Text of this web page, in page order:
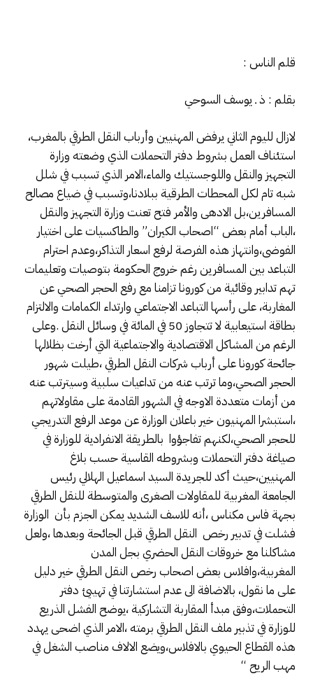
قلم الناس :
بقلم : ذ ـ يوسف السوحي
لازال لليوم الثاني يرفض المهنيين وأرباب النقل الطرقي بالمغرب،
استئناف العمل بشروط دفتر التحملات الذي وضعته وزارة
التجهيز والنقل واللوجستيك والماء،الامر الذي تسبب في شلل
شبه تام لكل المحطات الطرقية ببلادنا،وتسبب في ضياع مصالح
المسافرين،بل الادهى والأمر فتح تعنت وزارة التجهيز والنقل
،الباب أمام بعض “اصحاب الكيران” والطاكسيات على اختيار
الفوضى،وانتهاز هذه الفرصة لرفع اسعار التذاكر،وعدم احترام
التباعد بين المسافرين رغم خروج الحكومة بتوصيات وتعليمات
تهم تدابير وقائية من كورونا تزامنا مع رفع الحجر الصحي عن
المغاربة، على رأسها التباعد الاجتماعي وارتداء الكمامات والالتزام
بطاقة استيعابية لا تتجاوز 50 في المائة في وسائل النقل .وعلى
الرغم من المشاكل الاقتصادية والاجتماعية التي أرخت بظلالها
جائحة كورونا على أرباب شركات النقل الطرقي ،طيلت شهور
الحجر الصحي،وما ترتب عنه من تداعيات سلبية وسيترتب عنه
من أزمات متعددة الاوجه في الشهور القادمة على مقاولاتهم
،استبشرا المهنيون خير باعلان الوزارة عن موعد الرفع التدريجي
للحجر الصحي،لكنهم تفاجؤوا بالطريقة الانفرادية للوزارة في
صياغة دفتر التحملات وبشروطه القاسية حسب بلاغ
المهنيين،حيث أكد للجريدة السيد اسماعيل الهلالي رئيس
الجامعة المغربية للمقاولات الصغرى والمتوسطة للنقل الطرقي
بجهة فاس مكناس ،أنه للاسف الشديد يمكن الجزم بأن الوزارة
فشلت في تدبير رخص النقل الطرقي قبل الجائحة وبعدها ،ولعل
مشاكلنا مع خروقات النقل الحضري بجل المدن
المغربية،وافلاس بعض اصحاب رخص النقل الطرقي خير دليل
على ما نقول، بالاضافة الى عدم استشارتنا في تهييئ دفتر
التحملات،وفق مبدأ المقاربة التشاركية ،يوضح الفشل الذريع
للوزارة في تذبير ملف النقل الطرقي برمته ،الامر الذي اضحى يهدد
هذه القطاع الحيوي بالافلاس،ويضع الالاف مناصب الشغل في
مهب الريح “